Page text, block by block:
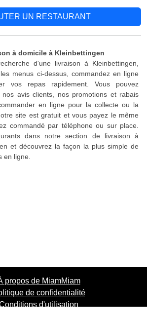
UN RESTAURANT
à domicile à Kleinbettingen
d'une livraison à Kleinbettingen,
menus ci-dessus, commandez en ligne
vos repas rapidement. Vous pouvez
nos avis clients, nos promotions et rabais
en ligne pour la collecte ou la
site est gratuit et vous payez le même
commandé par téléphone ou sur place.
dans notre section de livraison à
et découvrez la façon la plus simple de
en ligne.
propos de MiamMiam
de confidentialité
d'utilisation